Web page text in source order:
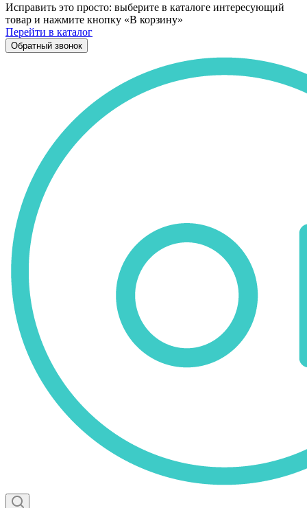
Исправить это просто: выберите в каталоге интересующий
товар и нажмите кнопку «В корзину»
Перейти в каталог
Обратный звонок